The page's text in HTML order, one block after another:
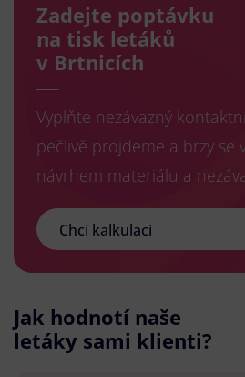
Zadejte poptávku
na tisk letáků
v Brtnicích
Vyplňte nezávazný
pečlivě projdeme a brzy se
návrhem materiálu a
Chci kalkulaci
Jak hodnotí naše
letáky sami klienti?